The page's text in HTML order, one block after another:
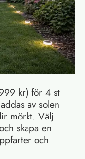
kr) för 4 st
av solen
mörkt. Välj
skapa en
och